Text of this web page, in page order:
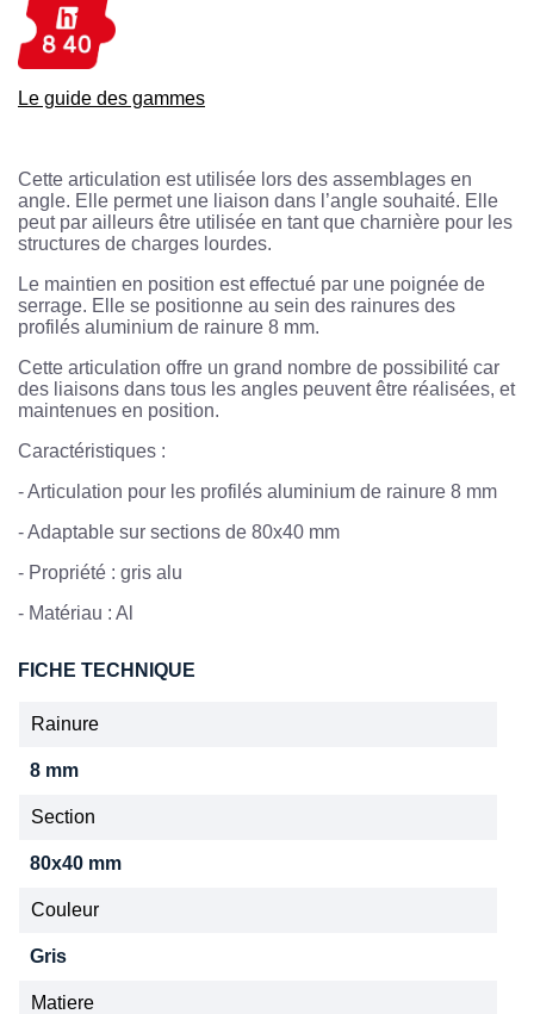
Le guide des gammes
Cette articulation est utilisée lors des assemblages en
angle. Elle permet une liaison dans l’angle souhaité. Elle
peut par ailleurs être utilisée en tant que charnière pour les
structures de charges lourdes.
Le maintien en position est effectué par une poignée de
serrage. Elle se positionne au sein des rainures des
profilés aluminium de rainure 8 mm.
Cette articulation offre un grand nombre de possibilité car
des liaisons dans tous les angles peuvent être réalisées, et
maintenues en position.
Caractéristiques :
-Articulation pour les profilés aluminium de rainure 8 mm
-Adaptable sur sections de 80x40 mm
- Propriété : gris alu
- Matériau : Al
FICHE TECHNIQUE
Rainure
8 mm
Section
80x40 mm
Couleur
Gris
Matiere